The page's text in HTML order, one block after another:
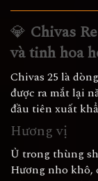
💎 Chivas
và tinh hoa
Chivas 25 là dòng
được ra mắt lại
đầu tiên xuất
Hương vị
Ủ trong thùng
Hương nho khô,